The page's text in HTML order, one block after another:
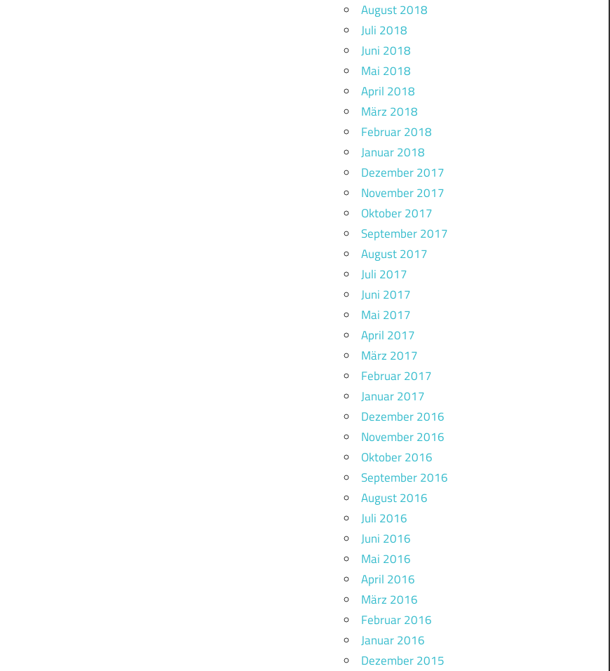
August 2018
Juli 2018
Juni 2018
Mai 2018
April 2018
März 2018
Februar 2018
Januar 2018
Dezember 2017
November 2017
Oktober 2017
September 2017
August 2017
Juli 2017
Juni 2017
Mai 2017
April 2017
März 2017
Februar 2017
Januar 2017
Dezember 2016
November 2016
Oktober 2016
September 2016
August 2016
Juli 2016
Juni 2016
Mai 2016
April 2016
März 2016
Februar 2016
Januar 2016
Dezember 2015